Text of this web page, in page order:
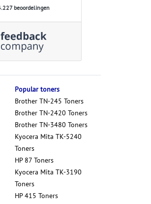
beoordelingen
Popular toners
Brother TN-245 Toners
Brother TN-2420 Toners
Brother TN-3480 Toners
Kyocera Mita TK-5240
Toners
HP 87 Toners
Kyocera Mita TK-3190
Toners
HP 415 Toners